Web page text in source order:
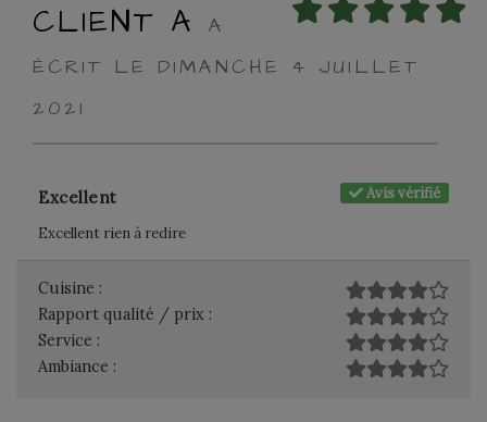
CLIENT A
A
ÉCRIT LE DIMANCHE 4 JUILLET
2021
Avis vérifié
Excellent
Excellent rien à redire
Cuisine :
Rapport qualité / prix :
Service :
Ambiance :